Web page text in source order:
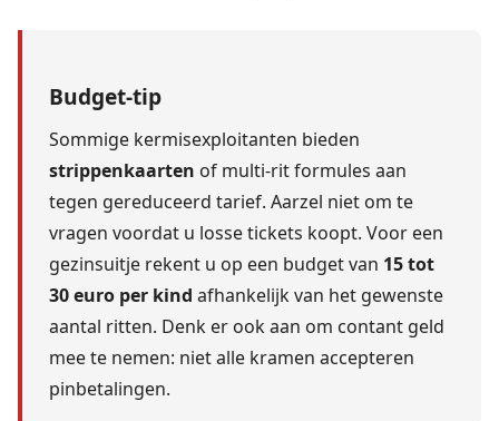
Budget-tip
Sommige kermisexploitanten bieden
strippenkaarten of multi-rit formules aan
tegen gereduceerd tarief. Aarzel niet om te
vragen voordat u losse tickets koopt. Voor een
gezinsuitje rekent u op een budget van 15 tot
30 euro per kind afhankelijk van het gewenste
aantal ritten. Denk er ook aan om contant geld
mee te nemen: niet alle kramen accepteren
pinbetalingen.